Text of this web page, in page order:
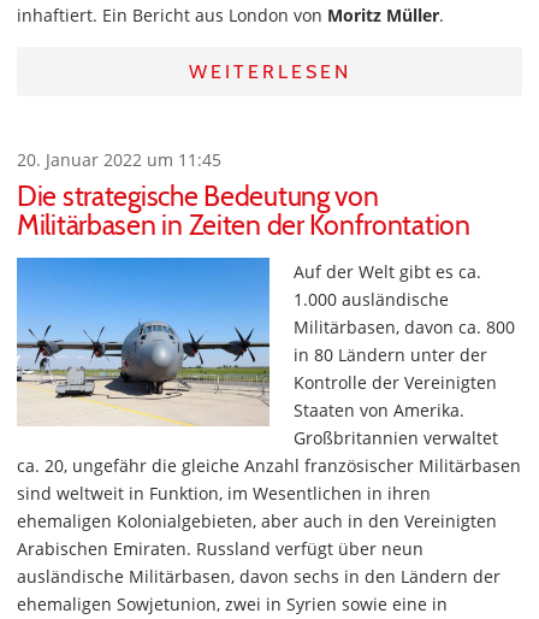
inhaftiert. Ein Bericht aus London von Moritz Müller.
WEITERLESEN
20. Januar 2022 um 11:45
Die strategische Bedeutung von
Militärbasen in Zeiten der Konfrontation
Auf der Welt gibt es ca.
1.000 ausländische
Militärbasen, davon ca. 800
in 80 Ländern unter der
Kontrolle der Vereinigten
Staaten von Amerika.
Großbritannien verwaltet
ca. 20, ungefähr die gleiche Anzahl französischer Militärbasen
sind weltweit in Funktion, im Wesentlichen in ihren
ehemaligen Kolonialgebieten, aber auch in den Vereinigten
Arabischen Emiraten. Russland verfügt über neun
ausländische Militärbasen, davon sechs in den Ländern der
ehemaligen Sowjetunion, zwei in Syrien sowie eine in